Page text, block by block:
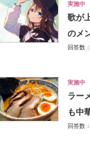
実施中
歌が
のメ
回答数
実施中
ラー
も中
回答数